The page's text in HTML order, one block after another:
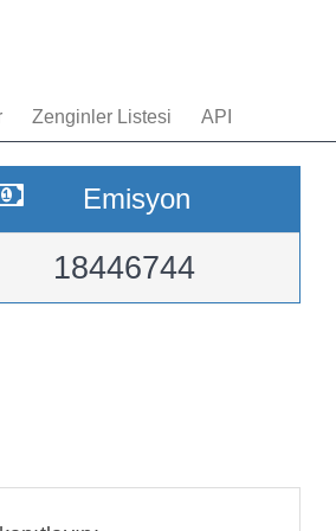
Zenginler Listesi API
Emisyon
18446744